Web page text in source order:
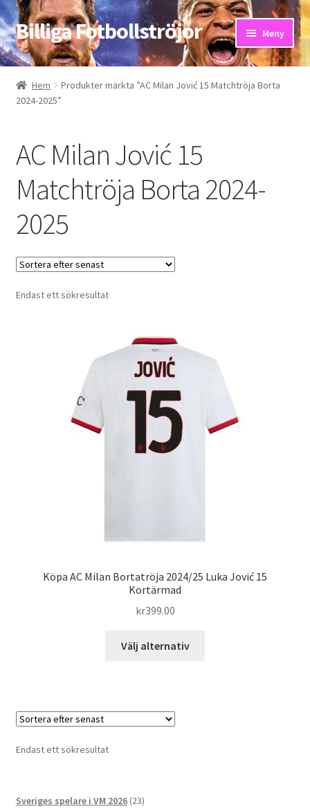
Hoppa
till
navigering
Hoppa
till
innehåll
Billiga Fotbollströjor Meny
Hem
Bloggar
Kontakta oss
Hem
Produkter märkta ”AC Milan Jović 15 Matchtröja Borta
2024-2025”
AC Milan Jović 15
Matchtröja Borta 2024-
2025
Endast ett sökresultat
Köpa AC Milan Bortatröja 2024/25 Luka Jović 15
Kortärmad
kr399.00
Välj alternativ
Endast ett sökresultat
Sveriges spelare i VM 2026 2323